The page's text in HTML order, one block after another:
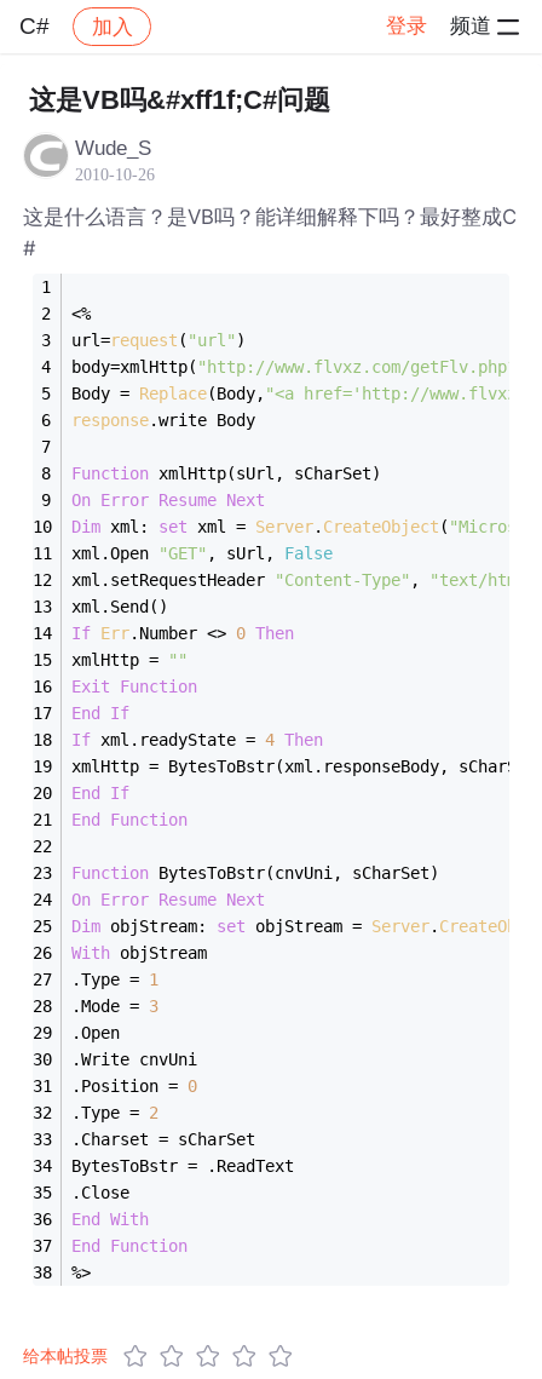
C# 加入 登录 频道
社区 C# 帖子详情
这是VB吗&#xff1f;C#问题
Wude_S
2010-10-26
这是什么语言？是VB吗？能详细解释下吗？最好整成C
#
<%
url=request ( "url" )
body=xmlHttp( "http://www.flvxz.com/
Body = Replace(Body, "<a href='http://
response.write Body
Function xmlHttp(sUrl, sCharSet)
On Error Resume Next
Dim xml: set xml = Server. CreateObject (
xml.Open
"GET" , sUrl, False
xml.setRequestHeader
"Content-Type" ,
"text/
xml.Send()
If Err.Number <> 0 Then
xmlHttp =
""
Exit
Function
End
If
If xml.readyState = 4 Then
xmlHttp = BytesToBstr(xml.responseBody,
End
If
End
Function
Function BytesToBstr(cnvUni, sCharSet)
On Error Resume Next
Dim objStream: set objStream = Server.
With objStream
.Type = 1
.Mode = 3
.Open
.Write cnvUni
.Position = 0
.Type = 2
.Charset = sCharSet
BytesToBstr = .ReadText
.Close
End
With
End
Function
%>
给本帖投票